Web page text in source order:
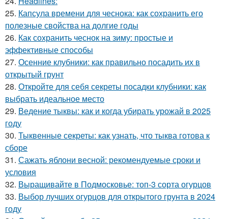
25. Капсула времени для чеснока: как сохранить его
полезные свойства на долгие годы
26. Как сохранить чеснок на зиму: простые и
эффективные способы
27. Осенние клубники: как правильно посадить их в
открытый грунт
28. Откройте для себя секреты посадки клубники: как
выбрать идеальное место
29. Ведение тыквы: как и когда убирать урожай в 2025
году
30. Тыквенные секреты: как узнать, что тыква готова к
сборе
31. Сажать яблони весной: рекомендуемые сроки и
условия
32. Выращивайте в Подмосковье: топ-3 сорта огурцов
33. Выбор лучших огурцов для открытого грунта в 2024
году